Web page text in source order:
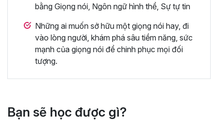
bằng Giọng nói, Ngôn ngữ hình thể, Sự tự tin
Những ai muốn sở hữu một giọng nói hay, đi
vào lòng người, khám phá sâu tiềm năng, sức
mạnh của giọng nói để chinh phục mọi đối
tượng.
Bạn sẽ học được gì?